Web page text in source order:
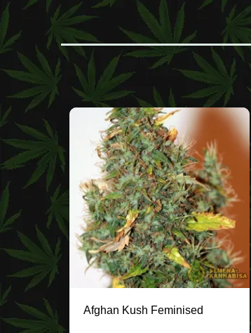
Afghan Kush Feminised